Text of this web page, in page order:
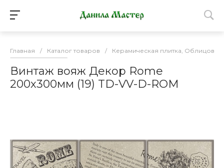
Главная / Каталог товаров / Керамическая плитка,
Винтаж вояж Декор Rome
200х300мм (19) TD-VV-D-ROM